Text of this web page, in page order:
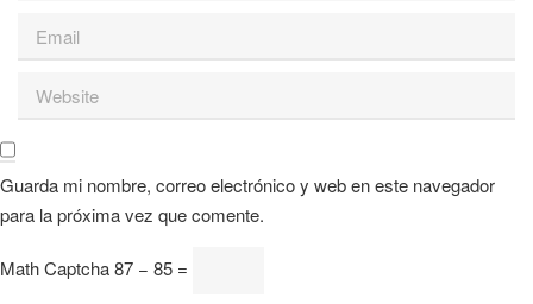
Guarda mi nombre, correo electrónico y web en este navegador
para la próxima vez que comente.
Math Captcha87 − 85 =